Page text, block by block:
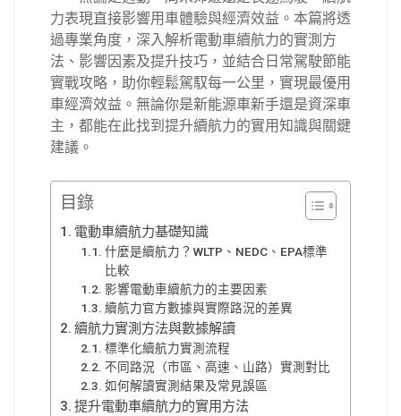
力表現直接影響用車體驗與經濟效益。本篇將透
過專業角度，深入解析電動車續航力的實測方
法、影響因素及提升技巧，並結合日常駕駛節能
實戰攻略，助你輕鬆駕馭每一公里，實現最優用
車經濟效益。無論你是新能源車新手還是資深車
主，都能在此找到提升續航力的實用知識與關鍵
建議。
目錄
電動車續航力基礎知識
什麼是續航力？WLTP、NEDC、EPA標準
比較
影響電動車續航力的主要因素
續航力官方數據與實際路況的差異
續航力實測方法與數據解讀
標準化續航力實測流程
不同路況（市區、高速、山路）實測對比
如何解讀實測結果及常見誤區
提升電動車續航力的實用方法